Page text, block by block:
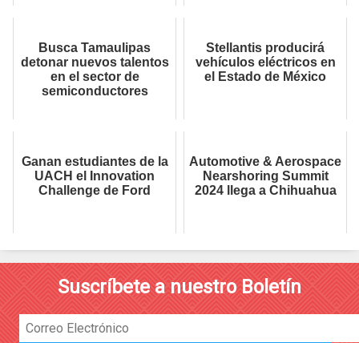
Busca Tamaulipas
detonar nuevos talentos
en el sector de
semiconductores
Stellantis producirá
vehículos eléctricos en
el Estado de México
Ganan estudiantes de la
UACH el Innovation
Challenge de Ford
Automotive & Aerospace
Nearshoring Summit
2024 llega a Chihuahua
Suscríbete a nuestro Boletín